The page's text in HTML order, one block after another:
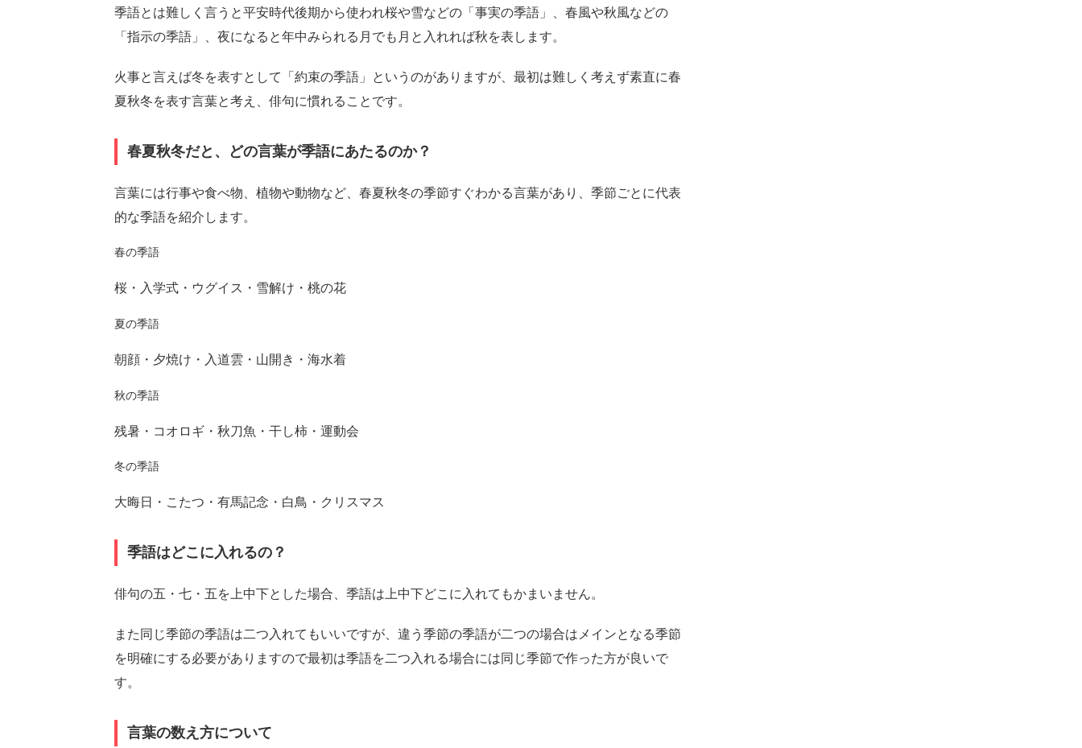
季語とは難しく言うと平安時代後期から使われ桜や雪などの「事実の季語」、春風や秋風などの
「指示の季語」、夜になると年中みられる月でも月と入れれば秋を表します。
火事と言えば冬を表すとして「約束の季語」というのがありますが、最初は難しく考えず素直に春
夏秋冬を表す言葉と考え、俳句に慣れることです。
春夏秋冬だと、どの言葉が季語にあたるのか？
言葉には行事や食べ物、植物や動物など、春夏秋冬の季節すぐわかる言葉があり、季節ごとに代表
的な季語を紹介します。
春の季語
桜・入学式・ウグイス・雪解け・桃の花
夏の季語
朝顔・夕焼け・入道雲・山開き・海水着
秋の季語
残暑・コオロギ・秋刀魚・干し柿・運動会
冬の季語
大晦日・こたつ・有馬記念・白鳥・クリスマス
季語はどこに入れるの？
俳句の五・七・五を上中下とした場合、季語は上中下どこに入れてもかまいません。
また同じ季節の季語は二つ入れてもいいですが、違う季節の季語が二つの場合はメインとなる季節
を明確にする必要がありますので最初は季語を二つ入れる場合には同じ季節で作った方が良いで
す。
言葉の数え方について